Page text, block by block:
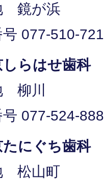
鏡が浜
号 077-510-
しらはせ歯科
柳川
号 077-524-
たにぐち歯科
松山町